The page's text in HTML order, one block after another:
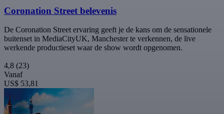
Coronation Street belevenis
De Coronation Street ervaring geeft je de kans om de sensationele
buitenset in MediaCityUK, Manchester te verkennen, de live
werkende productieset waar de show wordt opgenomen.
4,8 (23)
Vanaf
US$ 53,81